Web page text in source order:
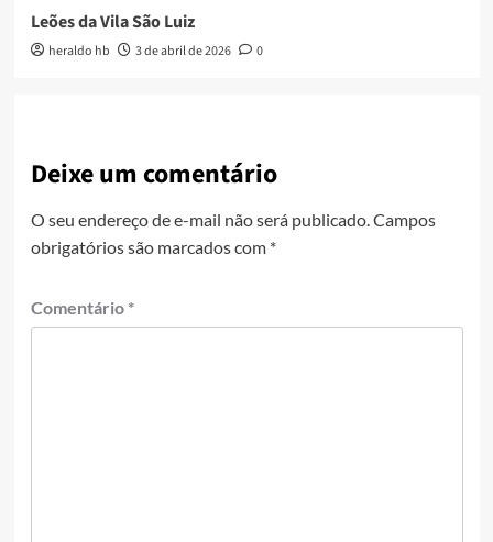
Leões da Vila São Luiz
heraldo hb 3 de abril de 2026 0
Deixe um comentário
O seu endereço de e-mail não será publicado.Campos
obrigatórios são marcados com *
Comentário *